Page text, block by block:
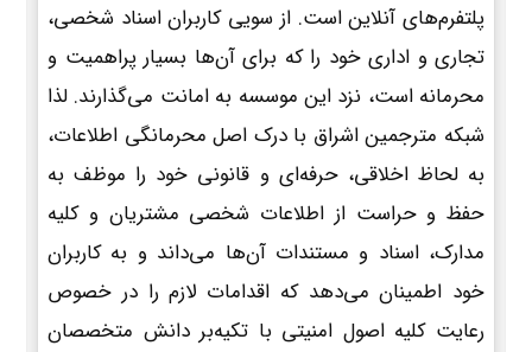
پلتفرم‌های آنلاین است. از سویی کاربران اسناد شخصی،
تجاری و اداری خود را که برای آن‌ها بسیار پراهمیت و
محرمانه است، نزد این موسسه به امانت می‌گذارند. لذا
شبکه مترجمین اشراق با درک اصل محرمانگی اطلاعات،
به لحاظ اخلاقی، حرفه‌ای و قانونی خود را موظف به
حفظ و حراست از اطلاعات شخصی مشتریان و کلیه
مدارک، اسناد و مستندات آن‌ها می‌داند و به کاربران
خود اطمینان می‌دهد که اقدامات لازم را در خصوص
رعایت کلیه اصول امنیتی با تکیه‌بر دانش متخصصان